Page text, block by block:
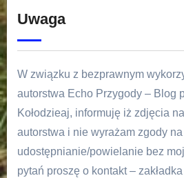
Uwaga
W związku z bezprawnym
autorstwa Echo Przygody – Blog
Kołodzieaj, informuję iż zdjęcia
autorstwa i nie wyrażam zgody
udostępnianie/powielanie bez
pytań proszę o kontakt –